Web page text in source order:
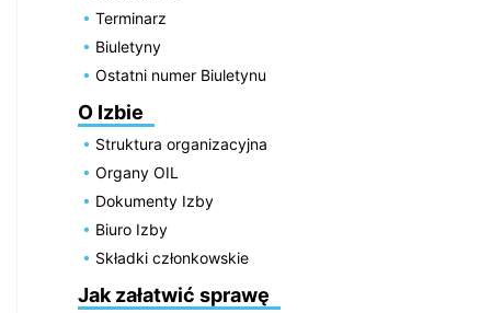
Terminarz
Biuletyny
Ostatni numer Biuletynu
O Izbie
Struktura organizacyjna
Organy OIL
Dokumenty Izby
Biuro Izby
Składki członkowskie
Jak załatwić sprawę